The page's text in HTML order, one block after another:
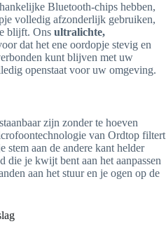
Bluetooth-chips hebben,
volledig afzonderlijk gebruiken,
blijft. Ons ultralichte,
dat het ene oordopje stevig en
kunt blijven met uw
openstaat voor uw omgeving.
zijn zonder te hoeven
van Ordtop filtert
stem aan de andere kant helder
je kwijt bent aan het aanpassen
aan het stuur en je ogen op de